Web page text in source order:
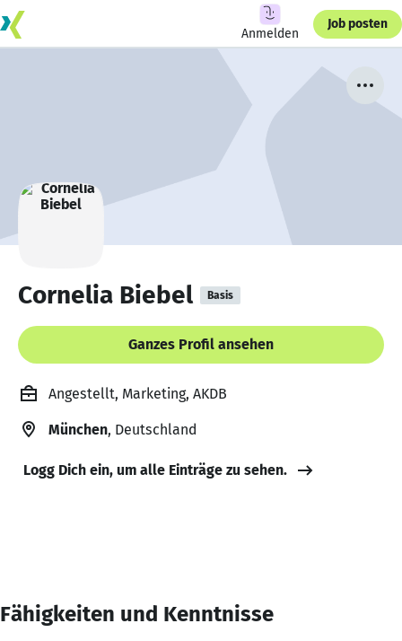
Anmelden
Job posten
Cornelia Biebel Basis
Ganzes Profil ansehen
Angestellt, Marketing, AKDB
München, Deutschland
Logg Dich ein, um alle Einträge zu sehen.
Fähigkeiten und Kenntnisse